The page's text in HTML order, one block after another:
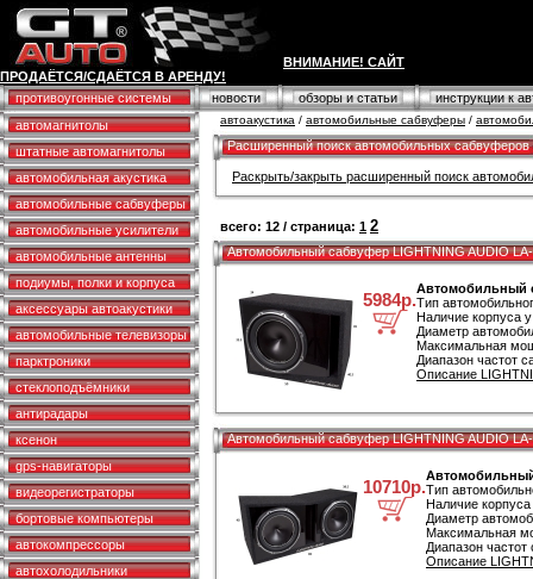
ВНИМАНИЕ! САЙТ
ПРОДАЁТСЯ/СДАЁТСЯ В АРЕНДУ!
противоугонные системы
новости обзоры и статьи
инструкции к
автомагнитолы
штатные автомагнитолы
автомобильная акустика
автомобильные сабвуферы
автомобильные усилители
автомобильные антенны
подиумы, полки и корпуса
аксессуары автоакустики
автомобильные телевизоры
парктроники
стеклоподъёмники
антирадары
ксенон
gps-навигаторы
видеорегистраторы
бортовые компьютеры
автокомпрессоры
автохолодильники
автоакустика / автомобильные сабвуферы /
Расширенный поиск автомобильных сабвуферов
Раскрыть/закрыть расширенный поиск
всего: 12 / страница: 1 2
Автомобильный сабвуфер LIGHTNING AUDIO
5984р.
Автомобильный
Тип
Наличие корпуса
Диаметр
Максимальная
Диапазон частот
Описание
Автомобильный сабвуфер LIGHTNING AUDIO
10710р.
Автомобильный
Тип
Наличие
Диаметр
Максимальная
Диапазон
Описание